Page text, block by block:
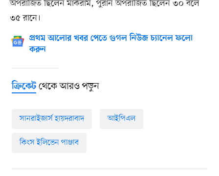
অপরাজিত ছিলেন মার্করাম, পুরান অপরাজিত ছিলেন ৩০ বলে
৩৫ রানে।
প্রথম আলোর খবর পেতে গুগল নিউজ চ্যানেল ফলো
করুন
ক্রিকেটথেকে আরও পড়ুন
সানরাইজার্স হায়দরাবাদ আইপিএল
কিংস ইলিভেন পাঞ্জাব